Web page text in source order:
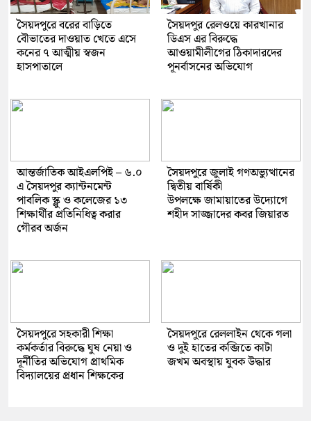
সৈয়দপুরে বরের বাড়িতে
বৌভাতের দাওয়াত খেতে এসে
কনের ৭ আত্মীয় স্বজন
হাসপাতালে
সৈয়দপুর রেলওয়ে কারখানার
ডিএস এর বিরুদ্ধে
আওয়ামীলীগের ঠিকাদারদের
পূনর্বাসনের অভিযোগ
আন্তর্জাতিক আইএলপিই – ৬.০
এ সৈয়দপুর ক্যান্টনমেন্ট
পাবলিক স্ক্লু ও কলেজের ১৩
শিক্ষার্থীর প্রতিনিধিত্ব করার
গৌরব অর্জন
সৈয়দপুরে জুলাই গণঅভ্যুত্থানের
দ্বিতীয় বার্ষিকী
উপলক্ষে জামায়াতের উদ্যোগে
শহীদ সাজ্জাদের কবর জিয়ারত
সৈয়দপুরে সহকারী শিক্ষা
কর্মকর্তার বিরুদ্ধে ঘুষ নেয়া ও
দূর্নীতির অভিযোগ প্রাথমিক
বিদ্যালয়ের প্রধান শিক্ষকের
সৈয়দপুরে রেললাইন থেকে গলা
ও দুই হাতের কব্জিতে কাটা
জখম অবস্থায় যুবক উদ্ধার